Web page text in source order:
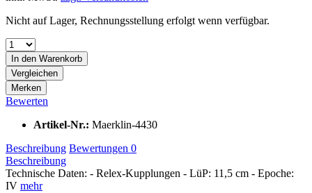
Nicht auf Lager, Rechnungsstellung erfolgt wenn verfügbar.
In den Warenkorb
Vergleichen
Merken
Bewerten
Artikel-Nr.: Maerklin-4430
Beschreibung Bewertungen 0
Beschreibung
Technische Daten: - Relex-Kupplungen - LüP: 11,5 cm - Epoche:
IV mehr